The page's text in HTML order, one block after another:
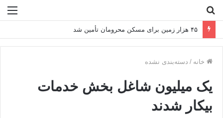
۴۵ هزار زمین برای مسکن محرومان تأمین شد
خانه / دسته‌بندی نشده
یک میلیون شاغل بخش خدمات
بیکار شدند